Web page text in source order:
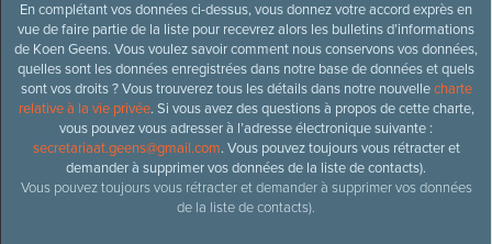
En complétant vos données ci-dessus, vous donnez votre accord exprès en
vue de faire partie de la liste pour recevrez alors les bulletins d’informations
de Koen Geens. Vous voulez savoir comment nous conservons vos données,
quelles sont les données enregistrées dans notre base de données et quels
sont vos droits ? Vous trouverez tous les détails dans notre nouvellecharte
relative à la vie privée. Si vous avez des questions à propos de cette charte,
vous pouvez vous adresser à l’adresse électronique suivante :
secretariaat.geens@gmail.com. Vous pouvez toujours vous rétracter et
demander à supprimer vos données de la liste de contacts).
Vous pouvez toujours vous rétracter et demander à supprimer vos données
de la liste de contacts).